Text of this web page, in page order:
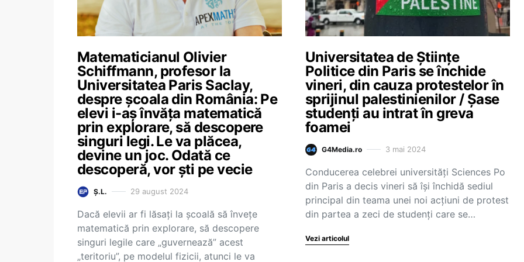
Matematicianul Olivier
Schiffmann, profesor la
Universitatea Paris Saclay,
despre școala din România: Pe
elevi i-aș învăța matematică
prin explorare, să descopere
singuri legi. Le va plăcea,
devine un joc. Odată ce
descoperă, vor ști pe vecie
Ș.L. 29 august 2024
Dacă elevii ar fi lăsați la școală să învețe
matematică prin explorare, să descopere
singuri legile care „guvernează” acest
„teritoriu”, pe modelul fizicii, atunci le va
Universitatea de Ştiinţe
Politice din Paris se închide
vineri, din cauza protestelor în
sprijinul palestinienilor / Şase
studenţi au intrat în greva
foamei
G4Media.ro 3 mai 2024
Conducerea celebrei universităţi Sciences Po
din Paris a decis vineri să îşi închidă sediul
principal din teama unei noi acţiuni de protest
din partea a zeci de studenţi care se…
Vezi articolul